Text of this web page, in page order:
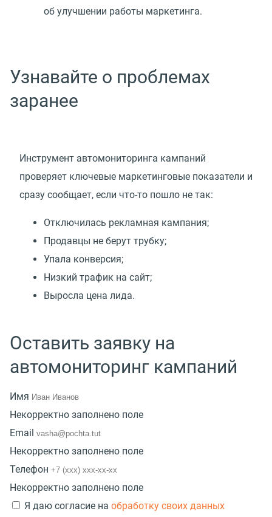
об улучшении работы маркетинга.
Узнавайте о проблемах
заранее
Инструмент автомониторинга кампаний
проверяет ключевые маркетинговые показатели и
сразу сообщает, если что-то пошло не так:
Отключилась рекламная кампания;
Продавцы не берут трубку;
Упала конверсия;
Низкий трафик на сайт;
Выросла цена лида.
Оставить заявку на
автомониторинг кампаний
Имя
Некорректно заполнено поле
Email
Некорректно заполнено поле
Телефон
Некорректно заполнено поле
Я даю согласие на обработку своих данных